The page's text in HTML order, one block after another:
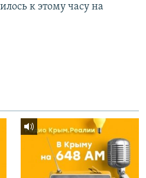
к этому часу на